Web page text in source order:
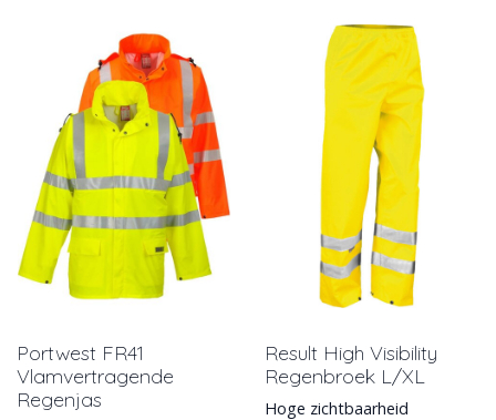
Portwest FR41
Vlamvertragende
Regenjas
Result High Visibility
Regenbroek L/XL
Hoge zichtbaarheid